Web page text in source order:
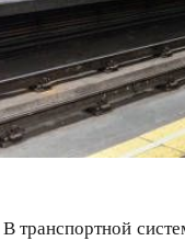
В транспортной